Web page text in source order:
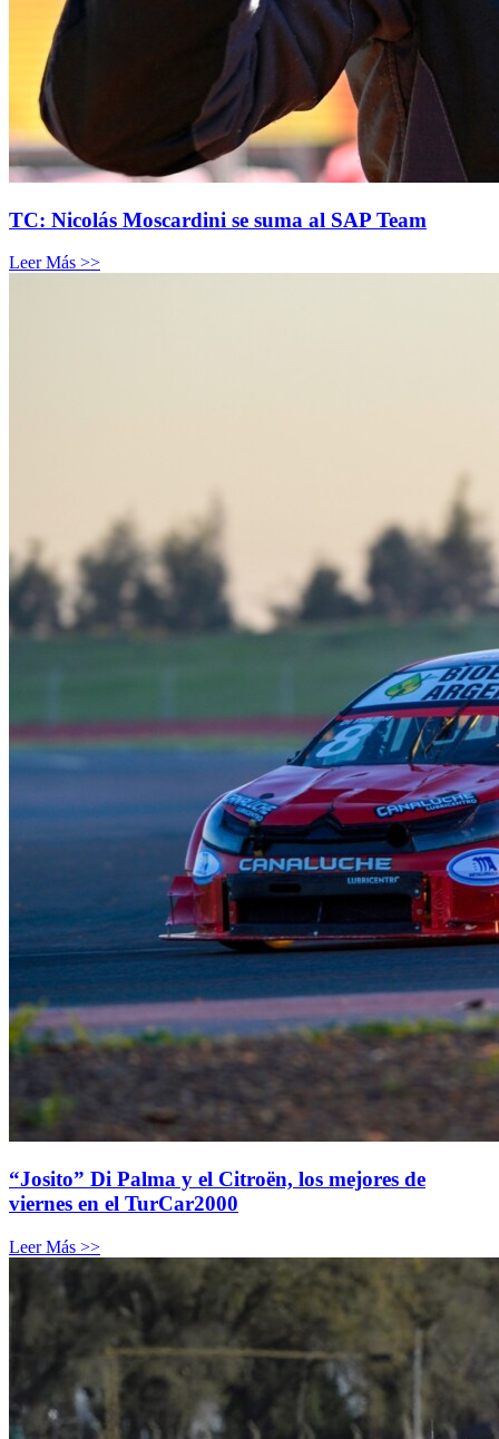
TC: Nicolás Moscardini se suma al SAP Team
Leer Más >>
“Josito” Di Palma y el Citroën, los mejores de
viernes en el TurCar2000
Leer Más >>